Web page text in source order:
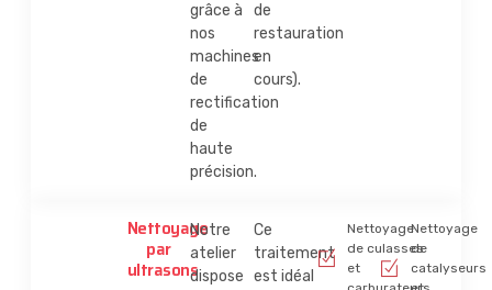
grâce à
nos
machines
de
rectification
de
haute
précision.
de
restauration
en
cours).
Nettoyage
par
ultrasons
Notre
atelier
dispose
Ce
traitement
est idéal
Nettoyage
de culasses
et
Nettoyage
de
catalyseurs